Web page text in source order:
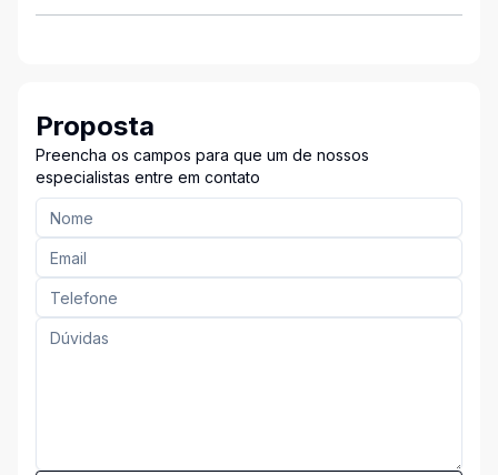
Proposta
Preencha os campos para que um de nossos
especialistas entre em contato